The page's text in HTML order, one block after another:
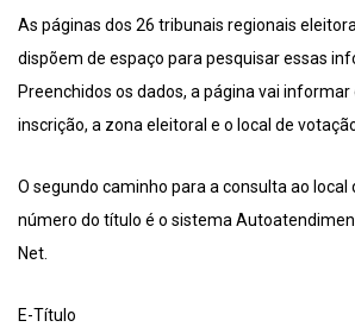
As páginas dos 26 tribunais regionais
dispõem de espaço para pesquisar essas
Preenchidos os dados, a página vai
inscrição, a zona eleitoral e o local de
O segundo caminho para a consulta ao local
número do título é o sistema
Net.
E-Título